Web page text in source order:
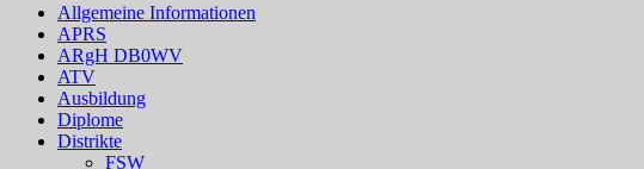
Allgemeine Informationen
APRS
ARgH DB0WV
ATV
Ausbildung
Diplome
Distrikte
FSW